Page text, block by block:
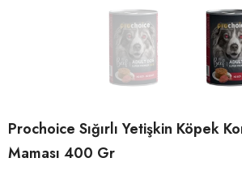
Prochoice Sığırlı Yetişkin Köpek
Maması 400 Gr